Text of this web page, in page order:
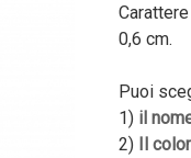
0,6 cm.
Puoi
1) il
2) Il